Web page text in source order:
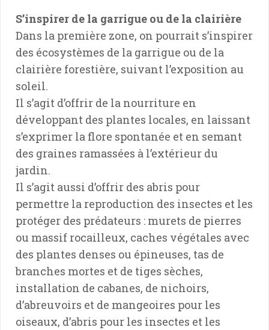
S’inspirer de la garrigue ou de la clairière
Dans la première zone, on pourrait s’inspirer
des écosystèmes de la garrigue ou de la
clairière forestière, suivant l’exposition au
soleil.
Il s’agit d’offrir de la nourriture en
développant des plantes locales, en laissant
s’exprimer la flore spontanée et en semant
des graines ramassées à l’extérieur du
jardin.
Il s’agit aussi d’offrir des abris pour
permettre la reproduction des insectes et les
protéger des prédateurs : murets de pierres
ou massif rocailleux, caches végétales avec
des plantes denses ou épineuses, tas de
branches mortes et de tiges sèches,
installation de cabanes, de nichoirs,
d’abreuvoirs et de mangeoires pour les
oiseaux, d’abris pour les insectes et les